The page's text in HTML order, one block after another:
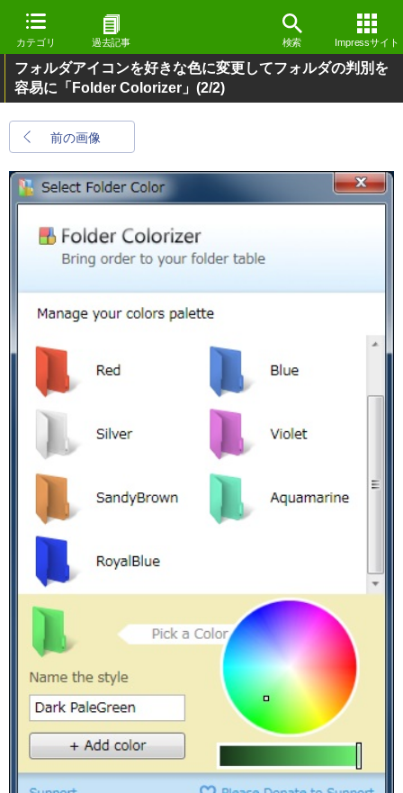
カテゴリ 過去記事 検索 Impressサイト
フォルダアイコンを好きな色に変更してフォルダの判別を
容易に「Folder Colorizer」 (2/2)
前の画像